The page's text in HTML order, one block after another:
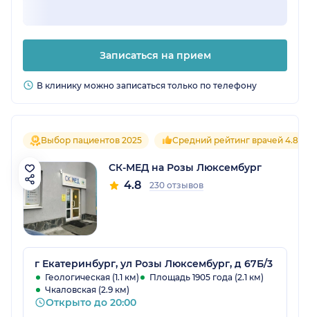
Записаться на прием
В клинику можно записаться только по телефону
Выбор пациентов 2025 Средний рейтинг врачей 4.8
СК-МЕД на Розы Люксембург
4.8 230 отзывов
г Екатеринбург, ул Розы Люксембург, д 67Б/3
Геологическая (1.1 км)
Площадь 1905 года (2.1 км)
Чкаловская (2.9 км)
Открыто до 20:00